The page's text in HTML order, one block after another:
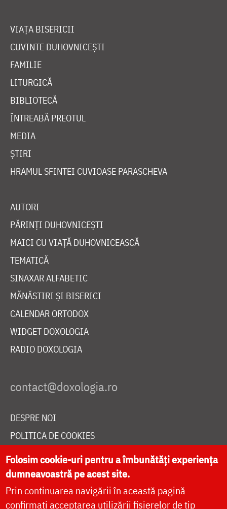
VIAȚA BISERICII
CUVINTE DUHOVNICEȘTI
FAMILIE
LITURGICĂ
BIBLIOTECĂ
ÎNTREABĂ PREOTUL
MEDIA
ȘTIRI
HRAMUL SFINTEI CUVIOASE PARASCHEVA
AUTORI
PĂRINȚI DUHOVNICEȘTI
MAICI CU VIAȚĂ DUHOVNICEASCĂ
TEMATICĂ
SINAXAR ALFABETIC
MĂNĂSTIRI ȘI BISERICI
CALENDAR ORTODOX
WIDGET DOXOLOGIA
RADIO DOXOLOGIA
DESPRE NOI
POLITICA DE COOKIES
DONEAZĂ ONLINE PENTRU CATEDRALA NAȚIONALĂ
LIVE
Folosim cookie-uri pentru a îmbunătăți experiența
dumneavoastră pe acest site.
Prin continuarea navigării în această pagină
confirmați acceptarea utilizării fișierelor de tip